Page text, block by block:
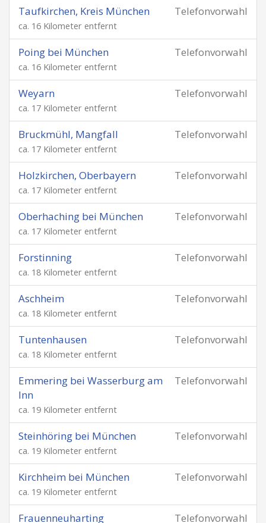
Telefonvorwahl
Taufkirchen, Kreis München
ca. 16 Kilometer entfernt
Telefonvorwahl
Poing bei München
ca. 16 Kilometer entfernt
Telefonvorwahl
Weyarn
ca. 17 Kilometer entfernt
Telefonvorwahl
Bruckmühl, Mangfall
ca. 17 Kilometer entfernt
Telefonvorwahl
Holzkirchen, Oberbayern
ca. 17 Kilometer entfernt
Telefonvorwahl
Oberhaching bei München
ca. 17 Kilometer entfernt
Telefonvorwahl
Forstinning
ca. 18 Kilometer entfernt
Telefonvorwahl
Aschheim
ca. 18 Kilometer entfernt
Telefonvorwahl
Tuntenhausen
ca. 18 Kilometer entfernt
Telefonvorwahl
Emmering bei Wasserburg am
Inn
ca. 19 Kilometer entfernt
Telefonvorwahl
Steinhöring bei München
ca. 19 Kilometer entfernt
Telefonvorwahl
Kirchheim bei München
ca. 19 Kilometer entfernt
Telefonvorwahl
Frauenneuharting